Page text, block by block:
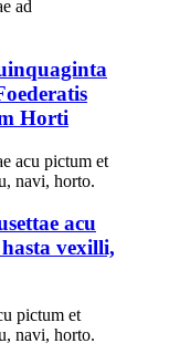
Horti
acu
vexilli,